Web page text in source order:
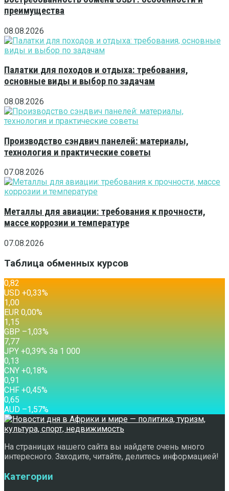
преимущества
08.08.2026
Палатки для походов и отдыха: требования,
основные виды и выбор по задачам
08.08.2026
Производство сэндвич панелей: материалы,
технология и практические советы
07.08.2026
Металлы для авиации: требования к прочности,
массе коррозии и температуре
07.08.2026
Таблица обменных курсов
0,82
USD +0,33%
1,00
EUR 0,00%
1,15
GBP –1,03%
7,77
JPY +0,39% За 1 000
0,13
CNY +0,18%
0,91
CHF +0,45%
0,65
AUD –1,57%
На страницах нашего сайта вы найдете очень много
интересного. Заходите, читайте, делитесь информацией!
Категории